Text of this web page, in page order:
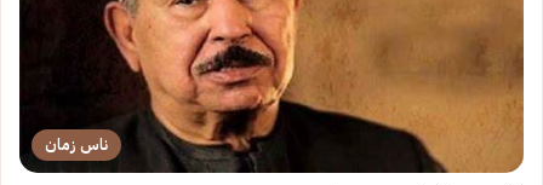
ناس زمان